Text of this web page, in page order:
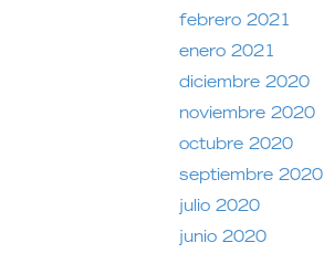
febrero 2021
enero 2021
diciembre 2020
noviembre 2020
octubre 2020
septiembre 2020
julio 2020
junio 2020